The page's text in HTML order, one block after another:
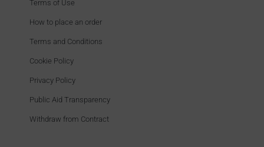
Terms of Use
How to place an order
Terms and Conditions
Cookie Policy
Privacy Policy
Public Aid Transparency
Withdraw from Contract